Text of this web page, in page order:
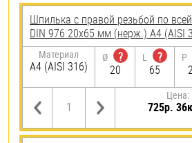
Шпилька с правой резьбой по
DIN 976 20х65 мм (нерж.) A4 (AISI
Материал
A4 (AISI 316)
Ø
?
20
L
?
65
P
Цена:
725р.